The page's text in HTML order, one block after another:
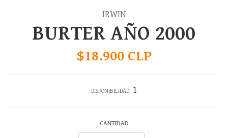
IRWIN
BURTER AÑO 2000
$18.900 CLP
DISPONIBILIDAD: 1
CANTIDAD